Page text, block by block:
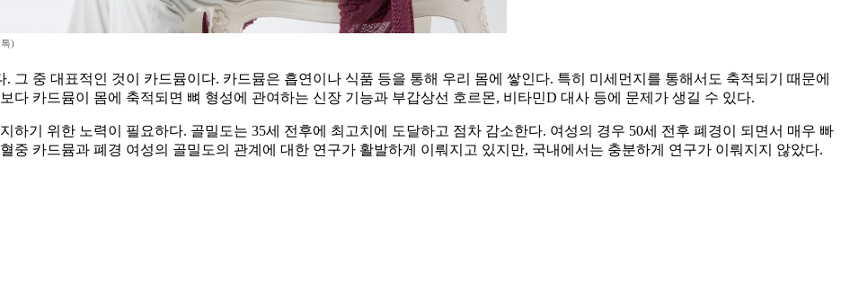
)
그 중 대표적인 것이 카드뮴이다. 카드뮴은 흡연이나 식품 등을 통해 우리 몸에 쌓인다. 특히 미세먼지를 통해서도 축적되기 때문에
다 카드뮴이 몸에 축적되면 뼈 형성에 관여하는 신장 기능과 부갑상선 호르몬, 비타민D 대사 등에 문제가 생길 수 있다.
하기 위한 노력이 필요하다. 골밀도는 35세 전후에 최고치에 도달하고 점차 감소한다. 여성의 경우 50세 전후 폐경이 되면서 매우 빠
중 카드뮴과 폐경 여성의 골밀도의 관계에 대한 연구가 활발하게 이뤄지고 있지만, 국내에서는 충분하게 연구가 이뤄지지 않았다.